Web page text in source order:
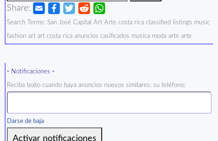
Share:
Search Terms: San José Capital Art Arte costa rica classified listings music
fashion art art costa rica anuncios casificados musica moda arte arte
▫️ Notificaciones ▫️
Reciba texto cuando haya anuncios nuevos similares: su teléfono:
Darse de baja